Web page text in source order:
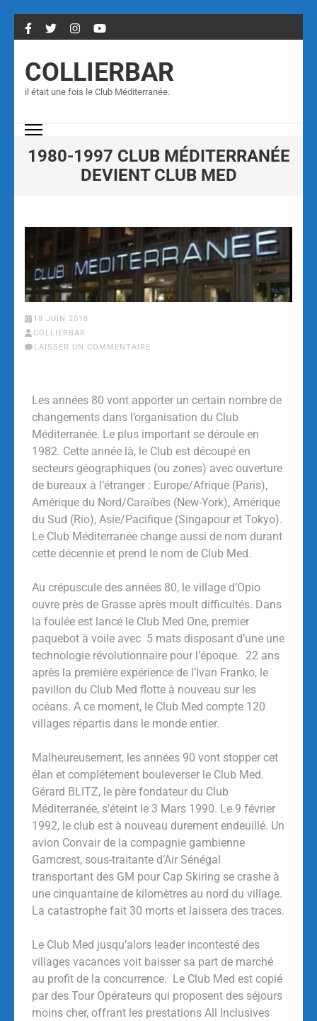
COLLIERBAR
il était une fois le Club Méditerranée.
1980-1997 CLUB MÉDITERRANÉE
DEVIENT CLUB MED
18 JUIN 2018
COLLIERBAR
LAISSER UN COMMENTAIRE
Les années 80 vont apporter un certain nombre de
changements dans l’organisation du Club
Méditerranée. Le plus important se déroule en
1982. Cette année là, le Club est découpé en
secteurs géographiques (ou zones) avec ouverture
de bureaux à l’étranger : Europe/Afrique (Paris),
Amérique du Nord/Caraïbes (New-York), Amérique
du Sud (Rio), Asie/Pacifique (Singapour et Tokyo).
Le Club Méditerranée change aussi de nom durant
cette décennie et prend le nom de Club Med.
Au crépuscule des années 80, le village d’Opio
ouvre près de Grasse après moult difficultés. Dans
la foulée est lancé le Club Med One, premier
paquebot à voile avec 5 mats disposant d’une une
technologie révolutionnaire pour l’époque. 22 ans
après la première expérience de l’Ivan Franko, le
pavillon du Club Med flotte à nouveau sur les
océans. A ce moment, le Club Med compte 120
villages répartis dans le monde entier.
Malheureusement, les années 90 vont stopper cet
élan et complétement bouleverser le Club Med.
Gérard BLITZ, le père fondateur du Club
Méditerranée, s’éteint le 3 Mars 1990. Le 9 février
1992, le club est à nouveau durement endeuillé. Un
avion Convair de la compagnie gambienne
Gamcrest, sous-traitante d’Air Sénégal
transportant des GM pour Cap Skiring se crashe à
une cinquantaine de kilomètres au nord du village.
La catastrophe fait 30 morts et laissera des traces.
Le Club Med jusqu’alors leader incontesté des
villages vacances voit baisser sa part de marché
au profit de la concurrence. Le Club Med est copié
par des Tour Opérateurs qui proposent des séjours
moins cher, offrant les prestations All Inclusives